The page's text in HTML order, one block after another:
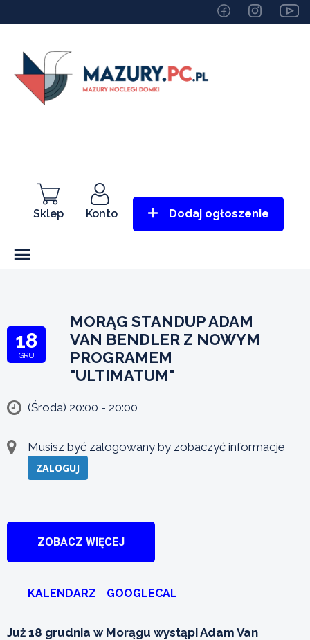
Sklep Konto Dodaj ogłoszenie
18
GRU
MORĄG STANDUP ADAM
VAN BENDLER Z NOWYM
PROGRAMEM
"ULTIMATUM"
(Środa) 20:00 - 20:00
Musisz być zalogowany by zobaczyć informacje
ZALOGUJ
ZOBACZ WIĘCEJ
KALENDARZ GOOGLECAL
Już 18 grudnia w Morągu wystąpi Adam Van